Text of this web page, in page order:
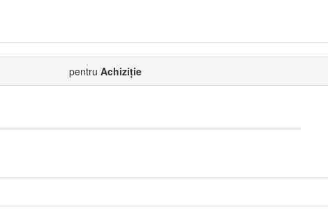
pentru Achiziție